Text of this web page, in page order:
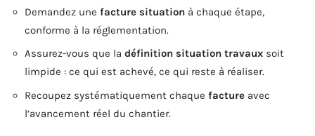
Demandez une facture situation à chaque étape,
conforme à la réglementation.
Assurez-vous que la définition situation travaux soit
limpide : ce qui est achevé, ce qui reste à réaliser.
Recoupez systématiquement chaque facture avec
l’avancement réel du chantier.